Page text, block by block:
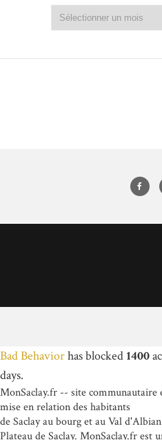
Bad Behaviorhas blocked1400
days.
MonSaclay.fr -- site
mise en relation des habitants
de Saclay au bourg et au Val
Plateau de Saclay. MonSaclay.fr est